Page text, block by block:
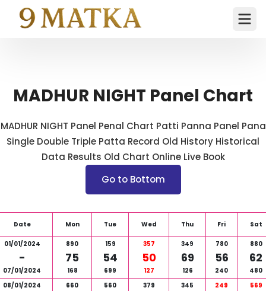
MADHUR NIGHT Panel Chart
MADHUR NIGHT Panel Penal Chart Patti Panna Panel Pana
Single Double Triple Patta Record Old History Historical
Data Results Old Chart Online Live Book
Go to Bottom
Date Mon Tue Wed Thu Fri Sat
01/01/2024
-
07/01/2024
890
75
168
159
54
699
357
50
127
349
69
126
780
56
240
880
62
480
08/01/2024
660 560 379 345 249 569